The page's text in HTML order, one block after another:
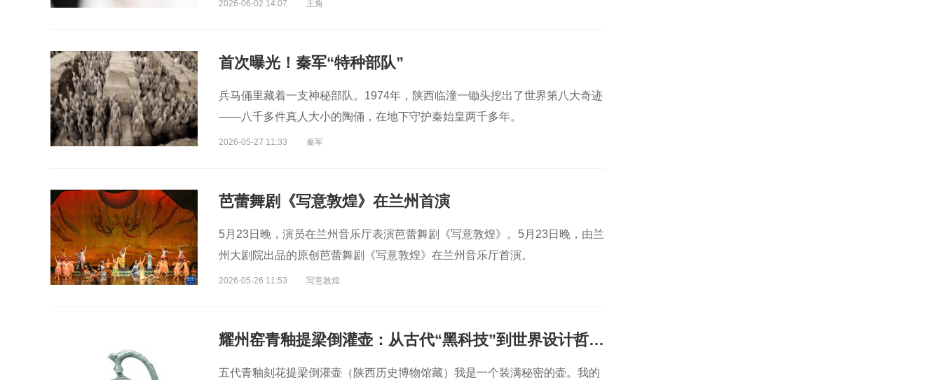
2026-06-02 14:07 主角
首次曝光！秦军“特种部队”
兵马俑里藏着一支神秘部队。1974年，陕西临潼一锄头挖出了世界第八大奇迹
——八千多件真人大小的陶俑，在地下守护秦始皇两千多年。
2026-05-27 11:33 秦军
芭蕾舞剧《写意敦煌》在兰州首演
5月23日晚，演员在兰州音乐厅表演芭蕾舞剧《写意敦煌》。5月23日晚，由兰
州大剧院出品的原创芭蕾舞剧《写意敦煌》在兰州音乐厅首演。
2026-05-26 11:53 写意敦煌
耀州窑青釉提梁倒灌壶：从古代“黑科技”到世界设计哲学，一壶通联的匠心宇宙
五代青釉刻花提梁倒灌壶（陕西历史博物馆藏）我是一个装满秘密的壶。我的